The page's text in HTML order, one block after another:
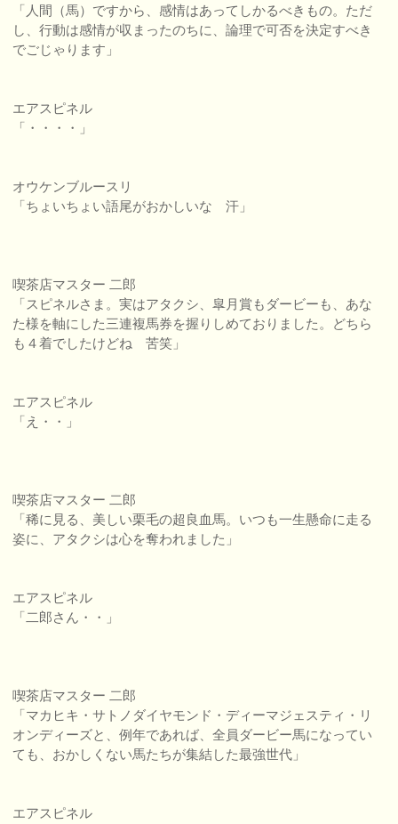
「人間（馬）ですから、感情はあってしかるべきもの。ただ
し、行動は感情が収まったのちに、論理で可否を決定すべき
でごじゃります」
エアスピネル
「・・・・」
オウケンブルースリ
「ちょいちょい語尾がおかしいな 汗」
喫茶店マスター 二郎
「スピネルさま。実はアタクシ、皐月賞もダービーも、あな
た様を軸にした三連複馬券を握りしめておりました。どちら
も４着でしたけどね 苦笑」
エアスピネル
「え・・」
喫茶店マスター 二郎
「稀に見る、美しい栗毛の超良血馬。いつも一生懸命に走る
姿に、アタクシは心を奪われました」
エアスピネル
「二郎さん・・」
喫茶店マスター 二郎
「マカヒキ・サトノダイヤモンド・ディーマジェスティ・リ
オンディーズと、例年であれば、全員ダービー馬になってい
ても、おかしくない馬たちが集結した最強世代」
エアスピネル